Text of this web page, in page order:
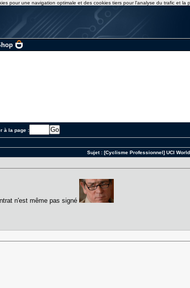
à la page :
Sujet :[Cyclisme Professionnel] UCI
n'est même pas signé
pour une navigation optimale et des cookies tiers pour l'analyse du trafic et la